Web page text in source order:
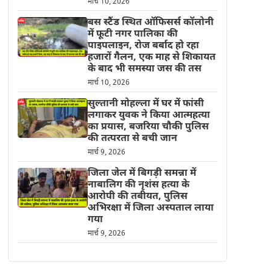
बस स्टैंड स्थित ऑफिसर्स कॉलोनी
में फूटी नगर पालिका की
पाइपलाइन, रोज बर्बाद हो रहा
हजारों गैलन, एक माह से शिकायत
के बाद भी समस्या जस की तस
मार्च 10, 2026
सुल्तानी मोहल्ला में घर में फांसी
लगाकर युवक ने किया आत्महत्या
का प्रयास, बजरिया चौकी पुलिस
की तत्परता से बची जान
मार्च 9, 2026
जिला जेल में बिगड़ी समन्ना में
नाबालिग की नृशंस हत्या के
आरोपी की तबीयत, पुलिस
अभिरक्षा में जिला अस्पताल लाया
गया
मार्च 9, 2026